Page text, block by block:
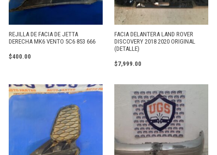
REJILLA DE FACIA DE JETTA
DERECHA MK6 VENTO 5C6 853 666
$400.00
FACIA DELANTERA LAND ROVER
DISCOVERY 2018 2020 ORIGINAL
(DETALLE)
$7,999.00